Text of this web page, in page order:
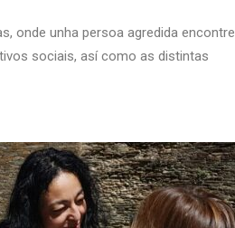
onde unha persoa agredida encontre
sociais, así como as distintas